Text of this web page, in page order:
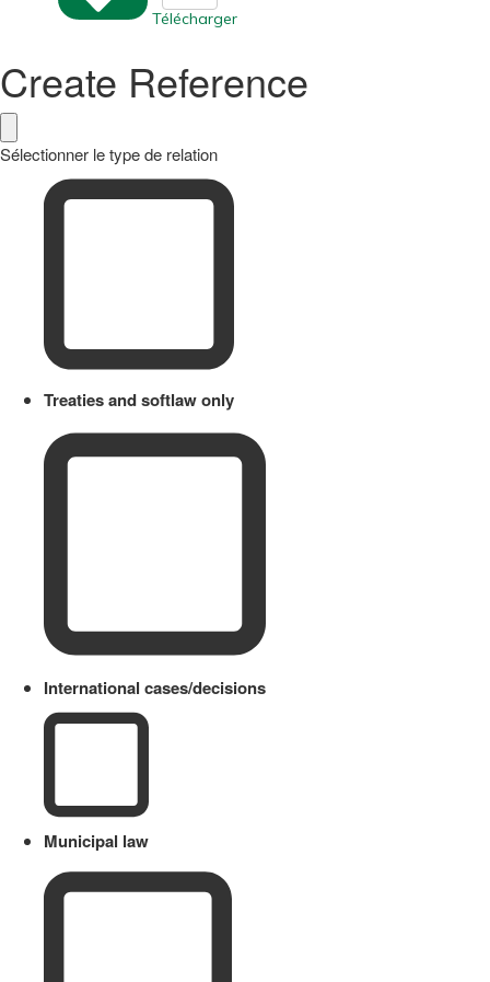
Télécharger
Create Reference
Sélectionner le type de relation
Treaties and softlaw only
International cases/decisions
Municipal law